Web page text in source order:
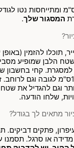
ומתייחסות נטו לגודל
המסגור שלך.
תוכלו להזמין
הלבן שמופיע
קחי בחשבון
את הציור בערך ב 14-20ס"מ לגובה
וגם להגדיל את
שלחו הודעה.
מתאים לך בגודל?
פתקים דביקים.
או סרגל. תסמנו